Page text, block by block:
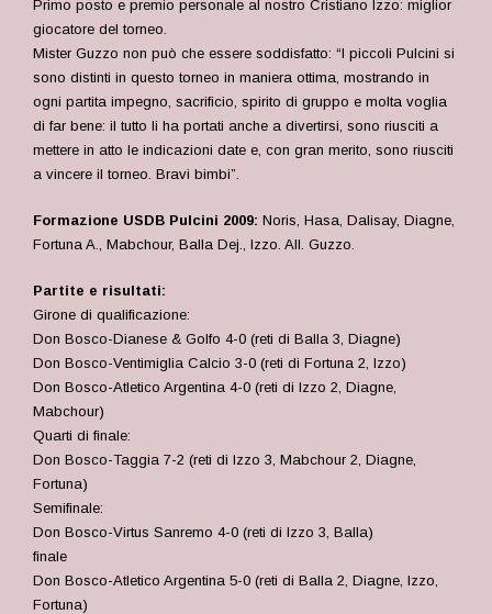
Primo posto e premio personale al nostro Cristiano Izzo: miglior
giocatore del torneo.
Mister Guzzo non può che essere soddisfatto: “I piccoli Pulcini si
sono distinti in questo torneo in maniera ottima, mostrando in
ogni partita impegno, sacrificio, spirito di gruppo e molta voglia
di far bene: il tutto li ha portati anche a divertirsi, sono riusciti a
mettere in atto le indicazioni date e, con gran merito, sono riusciti
a vincere il torneo. Bravi bimbi”.
Formazione USDB Pulcini 2009: Noris, Hasa, Dalisay, Diagne,
Fortuna A., Mabchour, Balla Dej., Izzo. All. Guzzo.
Partite e risultati:
Girone di qualificazione:
Don Bosco-Dianese & Golfo 4-0 (reti di Balla 3, Diagne)
Don Bosco-Ventimiglia Calcio 3-0 (reti di Fortuna 2, Izzo)
Don Bosco-Atletico Argentina 4-0 (reti di Izzo 2, Diagne,
Mabchour)
Quarti di finale:
Don Bosco-Taggia 7-2 (reti di Izzo 3, Mabchour 2, Diagne,
Fortuna)
Semifinale:
Don Bosco-Virtus Sanremo 4-0 (reti di Izzo 3, Balla)
finale
Don Bosco-Atletico Argentina 5-0 (reti di Balla 2, Diagne, Izzo,
Fortuna)